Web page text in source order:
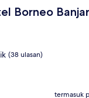
Borneo
Banjarmasin
(38 ulasan)
termasuk